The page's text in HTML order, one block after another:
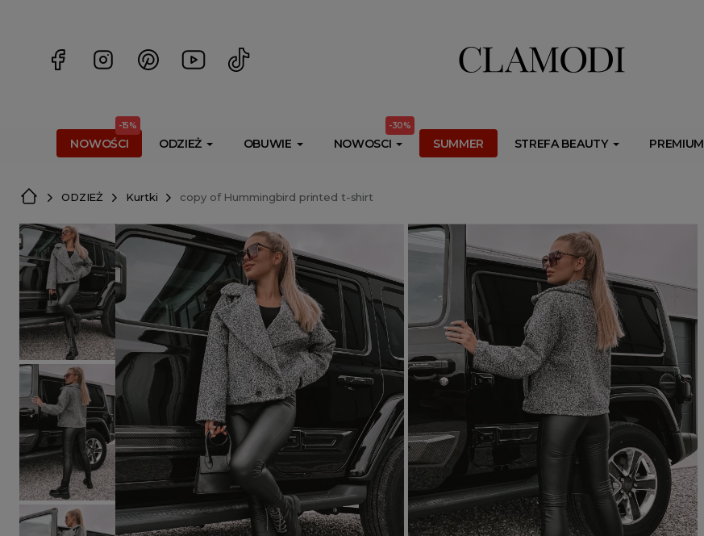
NOWOŚCI
-15%
ODZIEŻ OBUWIE NOWOSCI
-30%
SUMMER STREFA BEAUTY PREMIUM
ODZIEŻ Kurtki copy of Hummingbird printed t-shirt